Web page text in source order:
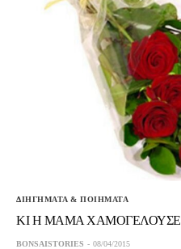
ΔΙΗΓΗΜΑΤΑ & ΠΟΙΗΜΑΤΑ
ΚΙ Η ΜΑΜΑ ΧΑΜΟΓΕΛΟΥΣΕ
BONSAISTORIES 08/04/2015